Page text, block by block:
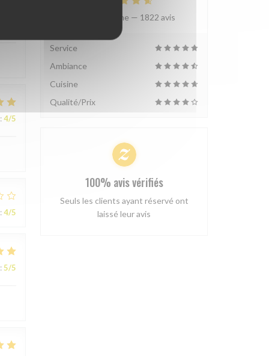
: 4/5
: 4/5
: 5/5
Note moyenne — 1822 avis
Service
Ambiance
Cuisine
Qualité/Prix
100% avis vérifiés
Seuls les clients ayant réservé ont
laissé leur avis